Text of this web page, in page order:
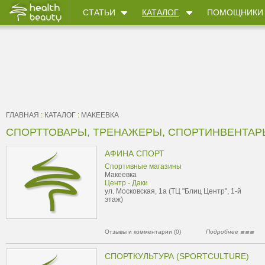
СТАТЬИ КАТАЛОГ ПОМОЩНИКИ
ГЛАВНАЯ : КАТАЛОГ : МАКЕЕВКА
СПОРТТОВАРЫ, ТРЕНАЖЕРЫ,
АФИНА СПОРТ
Cпортивные магазины
Макеевка
Центр - Даки
ул. Московская, 1а (ТЦ "Блиц Центр", 1-й
этаж)
Отзывы и комментарии (0) Подробнее
СПОРТКУЛЬТУРА (SPORTCULTURE)